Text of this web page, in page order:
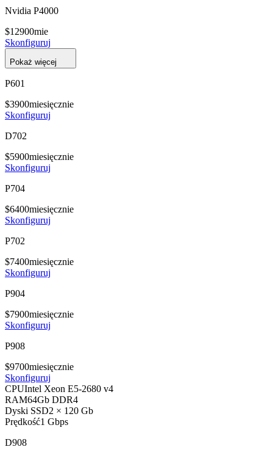
Nvidia P4000
$12900mie
Skonfiguruj
Pokaż więcej
P601
$3900miesięcznie
Skonfiguruj
D702
$5900miesięcznie
Skonfiguruj
P704
$6400miesięcznie
Skonfiguruj
P702
$7400miesięcznie
Skonfiguruj
P904
$7900miesięcznie
Skonfiguruj
P908
$9700miesięcznie
Skonfiguruj
CPUIntel Xeon E5-2680 v4
RAM64Gb DDR4
Dyski SSD2 × 120 Gb
Prędkość1 Gbps
D908